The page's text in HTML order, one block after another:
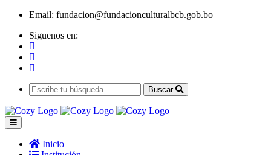
Email: fundacion@fundacionculturalbcb.gob.bo
Siguenos en:
Buscar
Inicio